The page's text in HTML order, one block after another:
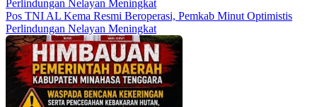
Pos TNI AL Kema Resmi Beroperasi, Pemkab Minut Optimistis
Perlindungan Nelayan Meningkat